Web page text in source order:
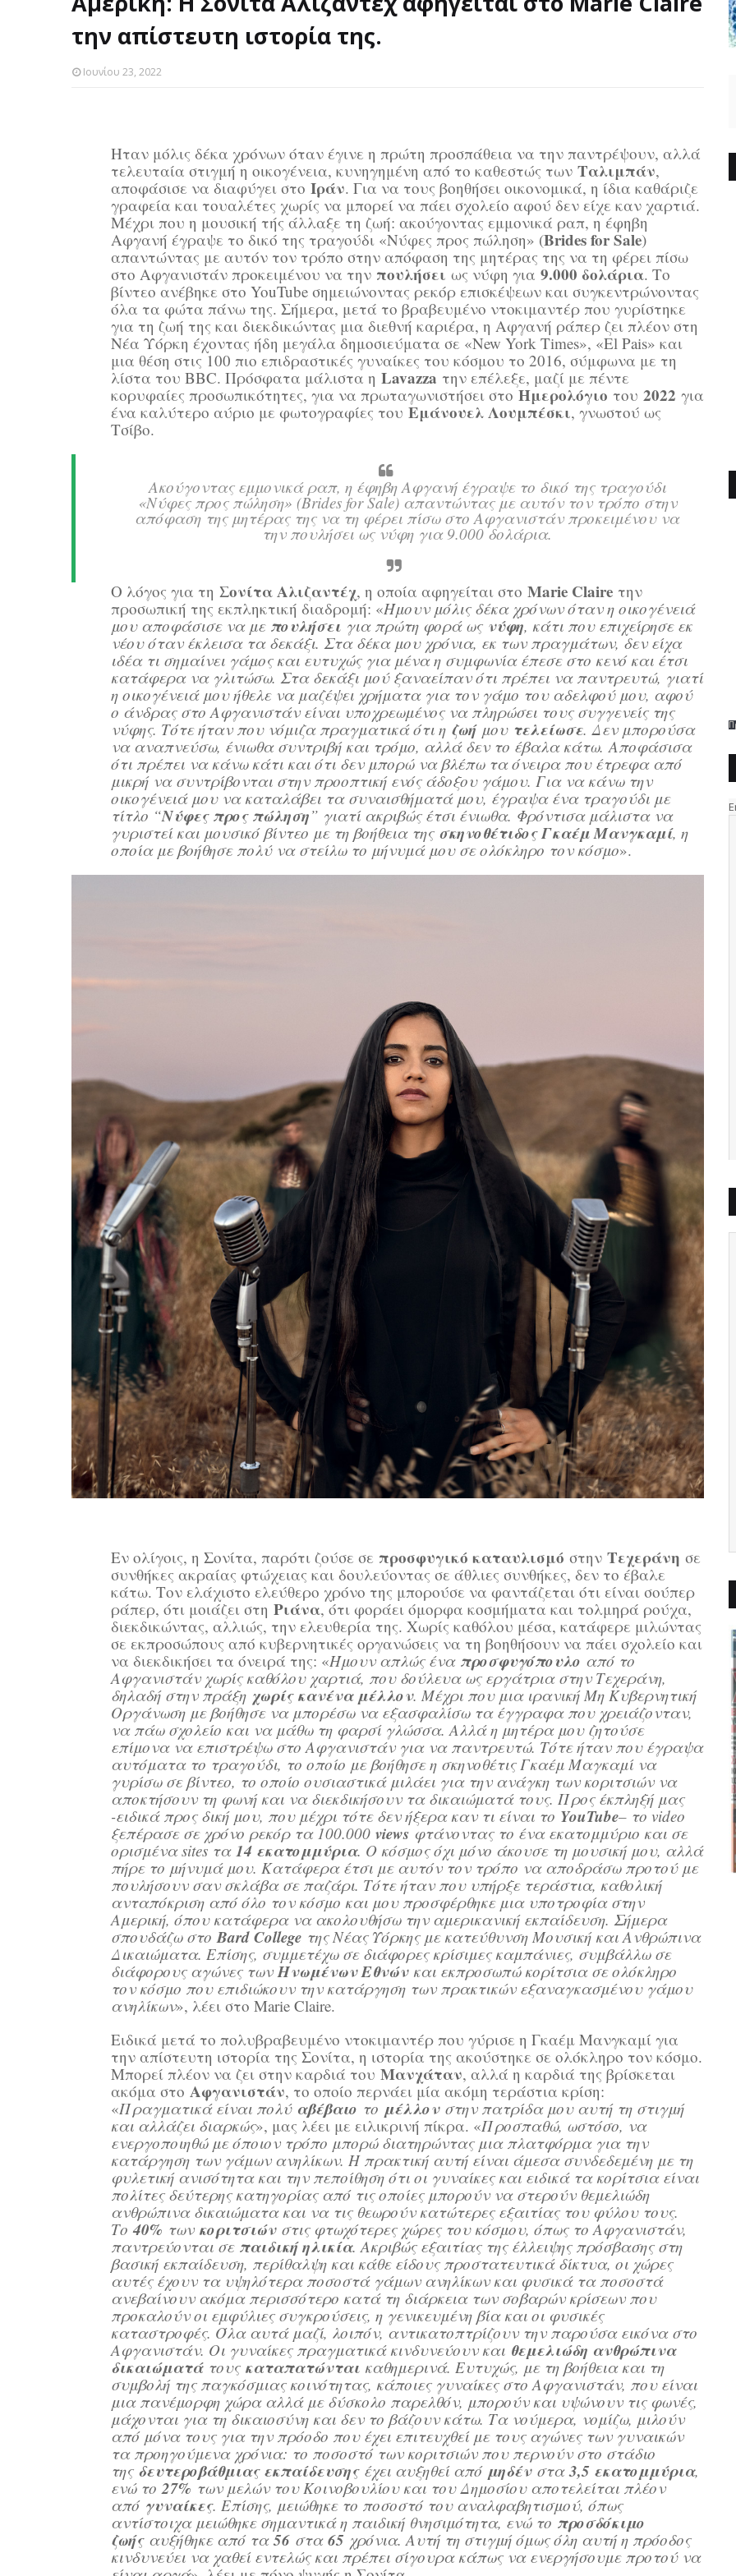
την απίστευτη ιστορία της.
Ιουνίου 23, 2022
Hταν μόλις δέκα χρόνων όταν έγινε η πρώτη προσπάθεια να την παντρέψουν, αλλά
τελευταία στιγμή η οικογένεια, κυνηγημένη από το καθεστώς των Ταλιμπάν,
αποφάσισε να διαφύγει στο Ιράν. Για να τους βοηθήσει οικονομικά, η ίδια καθάριζε
γραφεία και τουαλέτες χωρίς να μπορεί να πάει σχολείο αφού δεν είχε καν χαρτιά.
Μέχρι που η μουσική τής άλλαξε τη ζωή: ακούγοντας εμμονικά ραπ, η έφηβη
Αφγανή έγραψε το δικό της τραγούδι «Νύφες προς πώληση» (Βrides for Sale)
απαντώντας με αυτόν τον τρόπο στην απόφαση της μητέρας της να τη φέρει πίσω
στο Αφγανιστάν προκειμένου να την πουλήσει ως νύφη για 9.000 δολάρια. Το
βίντεο ανέβηκε στο YouTube σημειώνοντας ρεκόρ επισκέψεων και συγκεντρώνοντας
όλα τα φώτα πάνω της. Σήμερα, μετά το βραβευμένο ντοκιμαντέρ που γυρίστηκε
για τη ζωή της και διεκδικώντας μια διεθνή καριέρα, η Αφγανή ράπερ ζει πλέον στη
Νέα Υόρκη έχοντας ήδη μεγάλα δημοσιεύματα σε «New York Times», «El Pais» και
μια θέση στις 100 πιο επιδραστικές γυναίκες του κόσμου το 2016, σύμφωνα με τη
λίστα του BBC. Πρόσφατα μάλιστα η Lavazza την επέλεξε, μαζί με πέντε
κορυφαίες προσωπικότητες, για να πρωταγωνιστήσει στοΗμερολόγιο του 2022 για
ένα καλύτερο αύριο με φωτογραφίες του Εμάνουελ Λουμπέσκι, γνωστού ως
Τσίβο.
Ακούγοντας εμμονικά ραπ, η έφηβη Αφγανή έγραψε το δικό της τραγούδι
«Νύφες προς πώληση» (Βrides for Sale) απαντώντας με αυτόν τον τρόπο στην
απόφαση της μητέρας της να τη φέρει πίσω στο Αφγανιστάν προκειμένου να
την πουλήσει ως νύφη για 9.000 δολάρια.
Ο λόγος για τη Σονίτα Αλιζαντέχ, η οποία αφηγείται στο Marie Claireτην
προσωπική της εκπληκτική διαδρομή: «Ήμουν μόλις δέκα χρόνων όταν η οικογένειά
μου αποφάσισε να με πουλήσειγια πρώτη φορά ως νύφη, κάτι που επιχείρησε εκ
νέου όταν έκλεισα τα δεκάξι. Στα δέκα μου χρόνια, εκ των πραγμάτων, δεν είχα
ιδέα τι σημαίνει γάμος και ευτυχώς για μένα η συμφωνία έπεσε στο κενό και έτσι
κατάφερα να γλιτώσω. Στα δεκάξι μού ξαναείπαν ότι πρέπει να παντρευτώ, γιατί
η οικογένειά μου ήθελε να μαζέψει χρήματα για τον γάμο του αδελφού μου, αφού
ο άνδρας στο Αφγανιστάν είναι υποχρεωμένος να πληρώσει τους συγγενείς της
νύφης. Τότε ήταν που νόμιζα πραγματικά ότι η ζωήμου τελείωσε. Δεν μπορούσα
να αναπνεύσω, ένιωθα συντριβή και τρόμο, αλλά δεν το έβαλα κάτω. Αποφάσισα
ότι πρέπει να κάνω κάτι και ότι δεν μπορώ να βλέπω τα όνειρα που έτρεφα από
μικρή να συντρίβονται στην προοπτική ενός άδοξου γάμου. Για να κάνω την
οικογένειά μου να καταλάβει τα συναισθήματά μου, έγραψα ένα τραγούδι με
τίτλο “Νύφες προς πώληση” γιατί ακριβώς έτσι ένιωθα. Φρόντισα μάλιστα να
γυριστεί και μουσικό βίντεο με τη βοήθεια της σκηνοθέτιδος Γκαέμ Μανγκαμί, η
οποία με βοήθησε πολύ να στείλω το μήνυμά μου σε ολόκληρο τον κόσμο».
Εν ολίγοις, η Σονίτα, παρότι ζούσε σε προσφυγικό καταυλισμό στην Τεχεράνη σε
συνθήκες ακραίας φτώχειας και δουλεύοντας σε άθλιες συνθήκες, δεν το έβαλε
κάτω. Τον ελάχιστο ελεύθερο χρόνο της μπορούσε να φαντάζεται ότι είναι σούπερ
ράπερ, ότι μοιάζει στη Ριάνα, ότι φοράει όμορφα κοσμήματα και τολμηρά ρούχα,
διεκδικώντας, αλλιώς, την ελευθερία της. Χωρίς καθόλου μέσα, κατάφερε μιλώντας
σε εκπροσώπους από κυβερνητικές οργανώσεις να τη βοηθήσουν να πάει σχολείο και
να διεκδικήσει τα όνειρά της: «Ήμουν απλώς ένα προσφυγόπουλο από το
Αφγανιστάν χωρίς καθόλου χαρτιά, που δούλευα ως εργάτρια στην Τεχεράνη,
δηλαδή στην πράξη χωρίς κανένα μέλλον. Μέχρι που μια ιρανική Μη Κυβερνητική
Οργάνωση με βοήθησε να μπορέσω να εξασφαλίσω τα έγγραφα που χρειάζονταν,
να πάω σχολείο και να μάθω τη φαρσί γλώσσα. Αλλά η μητέρα μου ζητούσε
επίμονα να επιστρέψω στο Αφγανιστάν για να παντρευτώ. Τότε ήταν που έγραψα
αυτόματα το τραγούδι, το οποίο με βοήθησε η σκηνοθέτις Γκαέμ Μαγκαμί να
γυρίσω σε βίντεο, το οποίο ουσιαστικά μιλάει για την ανάγκη των κοριτσιών να
αποκτήσουν τη φωνή και να διεκδικήσουν τα δικαιώματά τους. Προς έκπληξή μας
-ειδικά προς δική μου, που μέχρι τότε δεν ήξερα καν τι είναι το YouTube– το video
ξεπέρασε σε χρόνο ρεκόρ τα 100.000 viewsφτάνοντας το ένα εκατομμύριο και σε
ορισμένα sites τα 14 εκατομμύρια. Ο κόσμος όχι μόνο άκουσε τη μουσική μου, αλλά
πήρε το μήνυμά μου. Κατάφερα έτσι με αυτόν τον τρόπο να αποδράσω προτού με
πουλήσουν σαν σκλάβα σε παζάρι. Τότε ήταν που υπήρξε τεράστια, καθολική
ανταπόκριση από όλο τον κόσμο και μου προσφέρθηκε μια υποτροφία στην
Αμερική, όπου κατάφερα να ακολουθήσω την αμερικανική εκπαίδευση. Σήμερα
σπουδάζω στοBard Collegeτης Νέας Υόρκης με κατεύθυνση Μουσική και Ανθρώπινα
Δικαιώματα. Επίσης, συμμετέχω σε διάφορες κρίσιμες καμπάνιες, συμβάλλω σε
διάφορους αγώνες τωνΗνωμένων Εθνώνκαι εκπροσωπώ κορίτσια σε ολόκληρο
τον κόσμο που επιδιώκουν την κατάργηση των πρακτικών εξαναγκασμένου γάμου
ανηλίκων», λέει στο Marie Claire.
Ειδικά μετά το πολυβραβευμένο ντοκιμαντέρ που γύρισε η Γκαέμ Μανγκαμί για
την απίστευτη ιστορία της Σονίτα, η ιστορία της ακούστηκε σε ολόκληρο τον κόσμο.
Μπορεί πλέον να ζει στην καρδιά του Μανχάταν, αλλά η καρδιά της βρίσκεται
ακόμα στο Αφγανιστάν, το οποίο περνάει μία ακόμη τεράστια κρίση:
«Πραγματικά είναι πολύ αβέβαιο το μέλλονστην πατρίδα μου αυτή τη στιγμή
και αλλάζει διαρκώς», μας λέει με ειλικρινή πίκρα. «Προσπαθώ, ωστόσο, να
ενεργοποιηθώ με όποιον τρόπο μπορώ διατηρώντας μια πλατφόρμα για την
κατάργηση των γάμων ανηλίκων. Η πρακτική αυτή είναι άμεσα συνδεδεμένη με τη
φυλετική ανισότητα και την πεποίθηση ότι οι γυναίκες και ειδικά τα κορίτσια είναι
πολίτες δεύτερης κατηγορίας από τις οποίες μπορούν να στερούν θεμελιώδη
ανθρώπινα δικαιώματα και να τις θεωρούν κατώτερες εξαιτίας του φύλου τους.
Το40% των κοριτσιώνστις φτωχότερες χώρες του κόσμου, όπως το Αφγανιστάν,
παντρεύονται σε παιδική ηλικία. Ακριβώς εξαιτίας της έλλειψης πρόσβασης στη
βασική εκπαίδευση, περίθαλψη και κάθε είδους προστατευτικά δίκτυα, οι χώρες
αυτές έχουν τα υψηλότερα ποσοστά γάμων ανηλίκων και φυσικά τα ποσοστά
ανεβαίνουν ακόμα περισσότερο κατά τη διάρκεια των σοβαρών κρίσεων που
προκαλούν οι εμφύλιες συγκρούσεις, η γενικευμένη βία και οι φυσικές
καταστροφές. Όλα αυτά μαζί, λοιπόν, αντικατοπτρίζουν την παρούσα εικόνα στο
Αφγανιστάν. Οι γυναίκες πραγματικά κινδυνεύουν καιθεμελιώδη ανθρώπινα
δικαιώματάτους καταπατώνταικαθημερινά. Ευτυχώς, με τη βοήθεια και τη
συμβολή της παγκόσμιας κοινότητας, κάποιες γυναίκες στο Αφγανιστάν, που είναι
μια πανέμορφη χώρα αλλά με δύσκολο παρελθόν, μπορούν και υψώνουν τις φωνές,
μάχονται για τη δικαιοσύνη και δεν το βάζουν κάτω. Τα νούμερα, νομίζω, μιλούν
από μόνα τους για την πρόοδο που έχει επιτευχθεί με τους αγώνες των γυναικών
τα προηγούμενα χρόνια: το ποσοστό των κοριτσιών που περνούν στο στάδιο
τηςδευτεροβάθμιας εκπαίδευσηςέχει αυξηθεί από μηδένστα3,5 εκατομμύρια,
ενώ το27% των μελών του Κοινοβουλίου και του Δημοσίου αποτελείται πλέον
από γυναίκες. Επίσης, μειώθηκε το ποσοστό του αναλφαβητισμού, όπως
αντίστοιχα μειώθηκε σημαντικά η παιδική θνησιμότητα, ενώ το προσδόκιμο
ζωήςαυξήθηκε από τα 56στα 65 χρόνια. Αυτή τη στιγμή όμως όλη αυτή η πρόοδος
κινδυνεύει να χαθεί εντελώς και πρέπει σίγουρα κάπως να ενεργήσουμε προτού να